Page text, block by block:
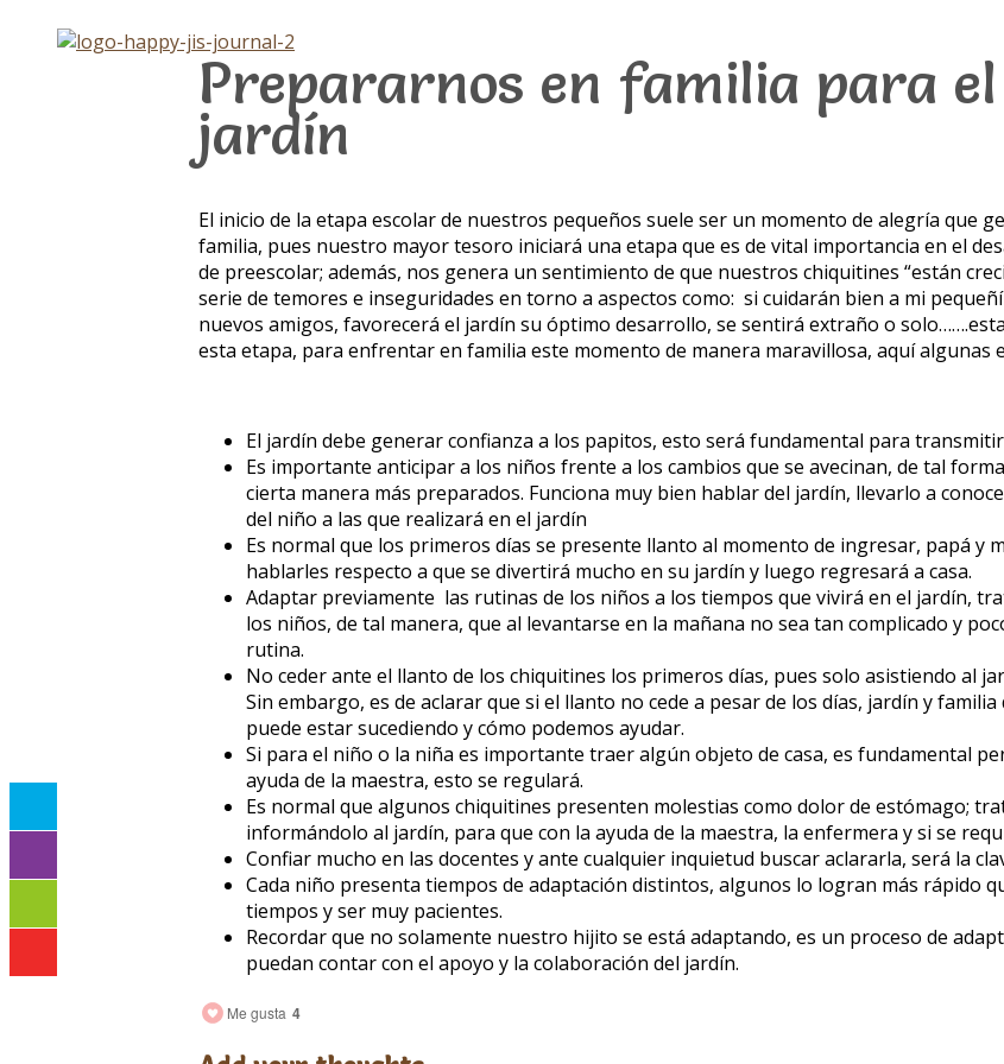
Prepararnos en familia para
jardín
El inicio de la etapa escolar de nuestros pequeños suele ser un momento de alegría que
familia, pues nuestro mayor tesoro iniciará una etapa que es de vital importancia en el
de preescolar; además, nos genera un sentimiento de que nuestros chiquitines “están
serie de temores e inseguridades en torno a aspectos como: si cuidarán bien a mi
nuevos amigos, favorecerá el jardín su óptimo desarrollo, se sentirá extraño o
esta etapa, para enfrentar en familia este momento de manera maravillosa, aquí algunas
El jardín debe generar confianza a los papitos, esto será fundamental para
Es importante anticipar a los niños frente a los cambios que se avecinan, de tal
cierta manera más preparados. Funciona muy bien hablar del jardín, llevarlo a
del niño a las que realizará en el jardín
Es normal que los primeros días se presente llanto al momento de ingresar, papá y
hablarles respecto a que se divertirá mucho en su jardín y luego regresará a casa.
Adaptar previamente las rutinas de los niños a los tiempos que vivirá en el jardín,
los niños, de tal manera, que al levantarse en la mañana no sea tan complicado y
rutina.
No ceder ante el llanto de los chiquitines los primeros días, pues solo asistiendo al
Sin embargo, es de aclarar que si el llanto no cede a pesar de los días, jardín y
puede estar sucediendo y cómo podemos ayudar.
Si para el niño o la niña es importante traer algún objeto de casa, es fundamental
ayuda de la maestra, esto se regulará.
Es normal que algunos chiquitines presenten molestias como dolor de estómago;
informándolo al jardín, para que con la ayuda de la maestra, la enfermera y si se
Confiar mucho en las docentes y ante cualquier inquietud buscar aclararla, será la
Cada niño presenta tiempos de adaptación distintos, algunos lo logran más rápido
tiempos y ser muy pacientes.
Recordar que no solamente nuestro hijito se está adaptando, es un proceso de
puedan contar con el apoyo y la colaboración del jardín.
Me gusta 4